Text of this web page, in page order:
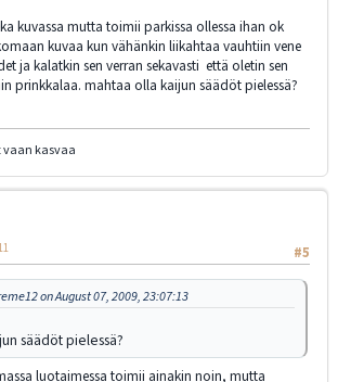
kuvassa mutta toimii parkissa ollessa ihan ok
kuvaa kun vähänkin liikahtaa vauhtiin vene
ja kalatkin sen verran sekavasti että oletin sen
prinkkalaa. mahtaa olla kaijun säädöt pielessä?
vaan kasvaa
#5
on August 07, 2009, 23:07:13
säädöt pielessä?
luotaimessa toimii ainakin noin, mutta